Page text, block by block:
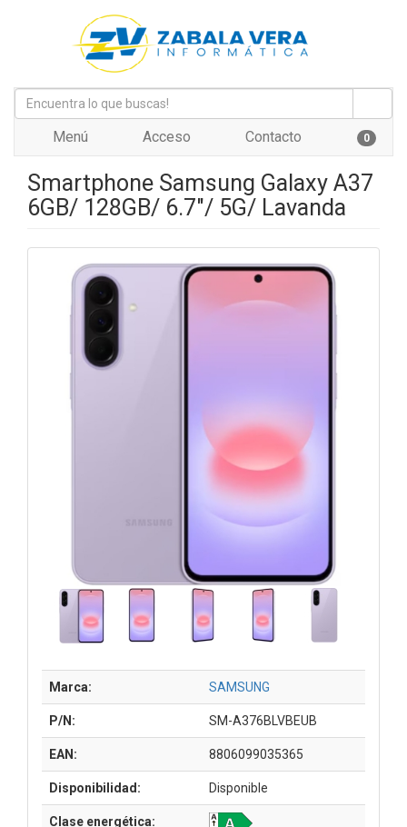
Menú Acceso Contacto 0
Smartphone Samsung Galaxy A37
6GB/ 128GB/ 6.7"/ 5G/ Lavanda
Marca: SAMSUNG
P/N: SM-A376BLVBEUB
EAN: 8806099035365
Disponibilidad: Disponible
Clase energética: